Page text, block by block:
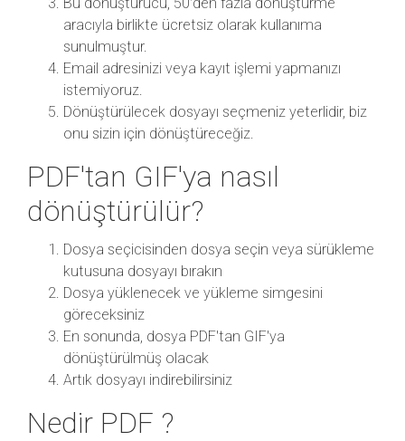
aracıyla birlikte ücretsiz olarak kullanıma
sunulmuştur.
Email adresinizi veya kayıt işlemi yapmanızı
istemiyoruz.
Dönüştürülecek dosyayı seçmeniz yeterlidir, biz
onu sizin için dönüştüreceğiz.
PDF'tan GIF'ya nasıl
dönüştürülür?
Dosya seçicisinden dosya seçin veya sürükleme
kutusuna dosyayı bırakın
Dosya yüklenecek ve yükleme simgesini
göreceksiniz
En sonunda, dosya PDF'tan GIF'ya
dönüştürülmüş olacak
Artık dosyayı indirebilirsiniz
Nedir PDF ?